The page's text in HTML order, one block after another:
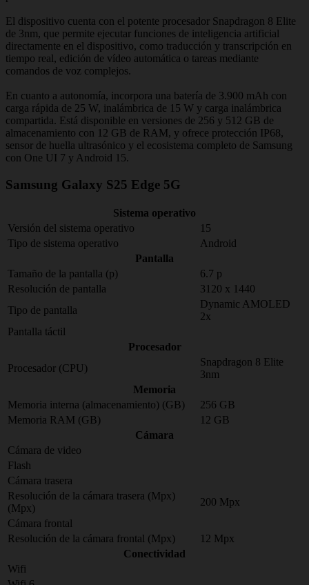
El dispositivo cuenta con el potente procesador Snapdragon 8 Elite
de 3nm, que permite ejecutar funciones de inteligencia artificial
directamente en el dispositivo, como traducción y transcripción en
tiempo real, edición de vídeo automática o tareas mediante
comandos de voz complejos.
En cuanto a autonomía, incorpora una batería de 3.900 mAh con
carga rápida de 25 W, inalámbrica de 15 W y carga inalámbrica
compartida. Está disponible en versiones de 256 y 512 GB de
almacenamiento con 12 GB de RAM, y ofrece protección IP68,
sensor de huella ultrasónico y el ecosistema completo de Samsung
con One UI 7 y Android 15.
Samsung Galaxy S25 Edge 5G
Sistema operativo
Versión del sistema operativo
15
Tipo de sistema operativo
Android
Pantalla
Tamaño de la pantalla (p)
6.7 p
Resolución de pantalla
3120 x 1440
Tipo de pantalla
Dynamic AMOLED
2x
Pantalla táctil
Procesador
Procesador (CPU)
Snapdragon 8 Elite
3nm
Memoria
Memoria interna (almacenamiento) (GB)
256 GB
Memoria RAM (GB)
12 GB
Cámara
Cámara de video
Flash
Cámara trasera
Resolución de la cámara trasera (Mpx)
(Mpx)
200 Mpx
Cámara frontal
Resolución de la cámara frontal (Mpx)
12 Mpx
Conectividad
Wifi